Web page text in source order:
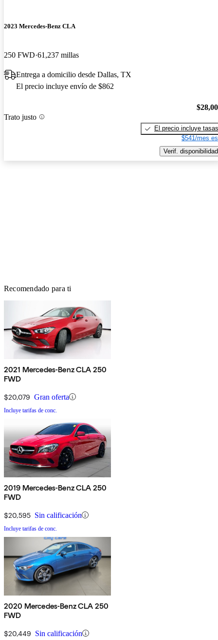
2023 Mercedes-Benz CLA
250 FWD 61,237 millas
Entrega a domicilio desde Dallas, TX
El precio incluye envío de $862
Trato justo
El precio incluye tasas
$541/mes
Verif. disponibilidad
Recomendado para ti
2021 Mercedes-Benz CLA 250
FWD
$20,079 Gran oferta
Incluye tarifas de conc.
2019 Mercedes-Benz CLA 250
FWD
$20,595 Sin calificación
Incluye tarifas de conc.
2020 Mercedes-Benz CLA 250
FWD
$20,449 Sin calificación